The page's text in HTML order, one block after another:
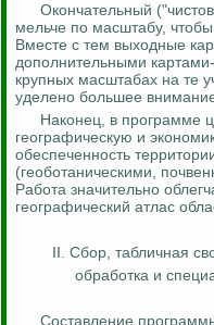
Окончательный
мельче по масштабу,
Вместе с тем выходные
дополнительными
крупных масштабах на те
уделено большее
Наконец, в программе
географическую и
обеспеченность
(геоботаническими,
Работа значительно
географический атлас
II. Сбор, табличная
обработка и
Составление